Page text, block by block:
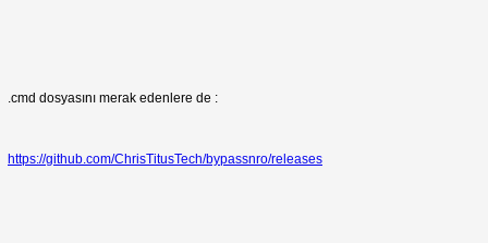
.cmd dosyasını merak edenlere de :
https://github.com/ChrisTitusTech/bypassnro/releases